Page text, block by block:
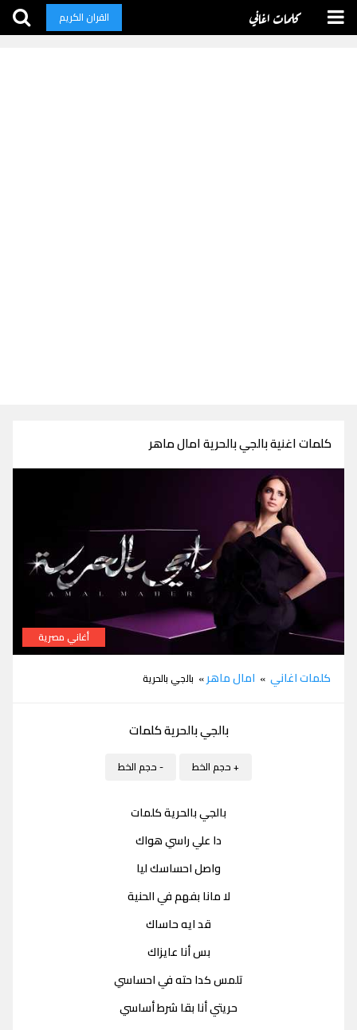
كلمات اغاني القران الكريم
كلمات اغنية بالجي بالحرية امال ماهر
أغاني مصرية
كلمات اغاني » امال ماهر» بالجي بالحرية
بالجي بالحرية كلمات
+ حجم الخط - حجم الخط
بالجي بالحرية كلمات
دا علي راسي هواك
واصل احساسك ليا
لا مانا بفهم في الحنية
قد ايه حاساك
بس أنا عايزاك
تلمس كدا حته في احساسي
حريتي أنا بقا شرط أساسي